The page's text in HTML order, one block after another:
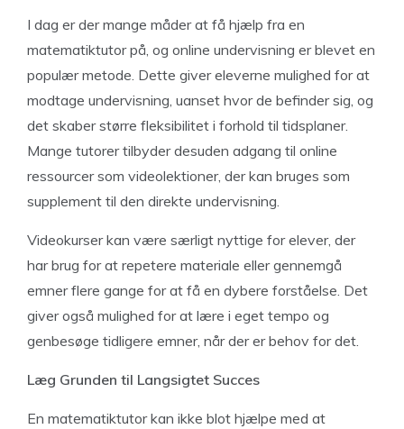
I dag er der mange måder at få hjælp fra en
matematiktutor på, og online undervisning er blevet en
populær metode. Dette giver eleverne mulighed for at
modtage undervisning, uanset hvor de befinder sig, og
det skaber større fleksibilitet i forhold til tidsplaner.
Mange tutorer tilbyder desuden adgang til online
ressourcer som videolektioner, der kan bruges som
supplement til den direkte undervisning.
Videokurser kan være særligt nyttige for elever, der
har brug for at repetere materiale eller gennemgå
emner flere gange for at få en dybere forståelse. Det
giver også mulighed for at lære i eget tempo og
genbesøge tidligere emner, når der er behov for det.
Læg Grunden til Langsigtet Succes
En matematiktutor kan ikke blot hjælpe med at